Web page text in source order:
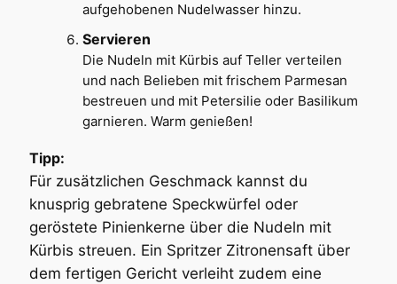
aufgehobenen Nudelwasser hinzu.
Servieren
Die Nudeln mit Kürbis auf Teller verteilen
und nach Belieben mit frischem Parmesan
bestreuen und mit Petersilie oder Basilikum
garnieren. Warm genießen!
Tipp:
Für zusätzlichen Geschmack kannst du
knusprig gebratene Speckwürfel oder
geröstete Pinienkerne über die Nudeln mit
Kürbis streuen. Ein Spritzer Zitronensaft über
dem fertigen Gericht verleiht zudem eine